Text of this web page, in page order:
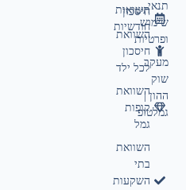
חיסכון
השוואת
חיסכון
לכל ילד
השוואת
קופות
גמל
השוואת
בתי
השקעות
תנאי
שימוש
ופרטיות
מעקב
שוק
ההון |
גמלטופ
תשואות
חודשיות